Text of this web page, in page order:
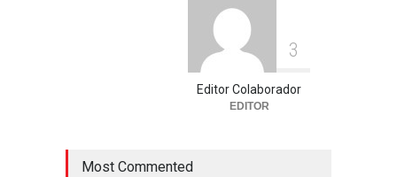
3
Editor Colaborador
EDITOR
Most Commented